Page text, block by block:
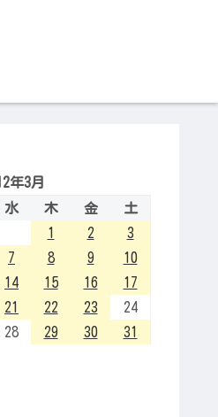
年3月
水 木 金
土
1
2
3
7 8 9
10
14 15 16
17
21 22 23
24
28 29 30 31